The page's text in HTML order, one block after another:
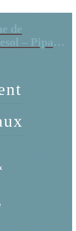
de
– Pipas